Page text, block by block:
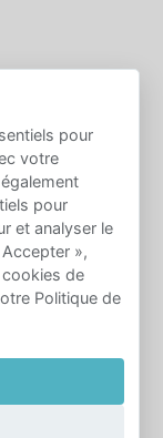
pour
votre
pour
et analyser le
»,
de
Politique de